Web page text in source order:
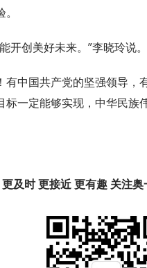
开创美好未来。”李晓玲说。
有中国共产党的坚强领导，
一定能够实现，中华民族
更及时 更接近 更有趣 关注